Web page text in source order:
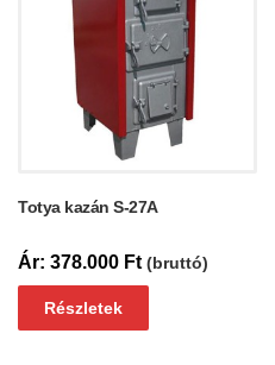
Totya kazán S-27A
378.000 Ft (bruttó)
Részletek